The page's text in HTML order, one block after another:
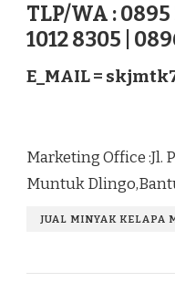
TLP/WA : 0895
1012 8305 |
E_MAIL =
Marketing Office :Jl.
Muntuk
JUAL MINYAK KELAPA